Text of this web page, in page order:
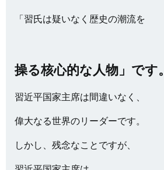
「習氏は疑いなく歴史の潮流を
操る核心的な人物」です。
習近平国家主席は間違いなく、
偉大なる世界のリーダーです。
しかし、残念なことですが、